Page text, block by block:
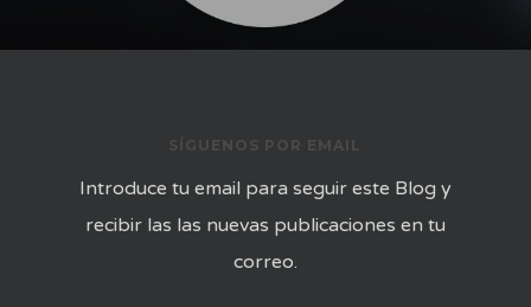
SÍGUENOS POR EMAIL
Introduce tu email para seguir este Blog y
recibir las las nuevas publicaciones en tu
correo.